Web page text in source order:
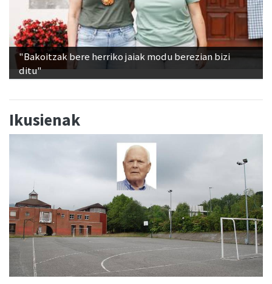
"Bakoitzak bere herriko jaiak modu berezian bizi
ditu"
Ikusienak